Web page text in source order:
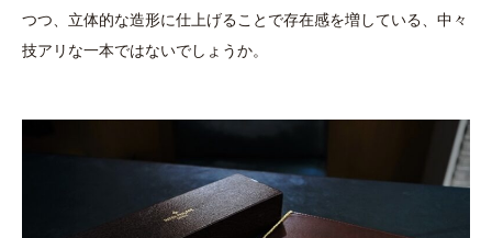
つつ、立体的な造形に仕上げることで存在感を増している、中々
技アリな一本ではないでしょうか。